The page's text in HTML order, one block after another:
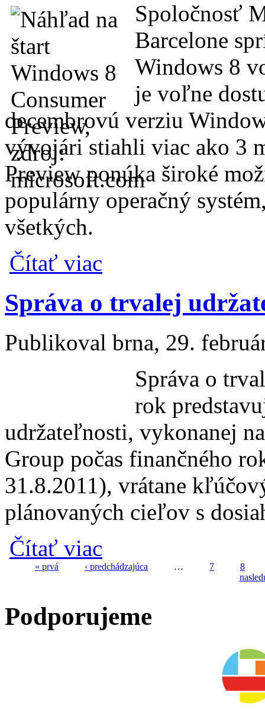
Spoločnosť
Barcelone
Windows 8
je voľne
decembrovú verziu
vývojári stiahli viac ako 3
Preview ponúka široké
populárny operačný
všetkých.
Čítať viac
Správa o trvalej
Publikoval brna, 29.
Správa o
rok
udržateľnosti, vykonanej
Group počas finančného
31.8.2011), vrátane
plánovaných cieľov s
Čítať viac
« prvá ‹ predchádzajúca … 7
8
Podporujeme